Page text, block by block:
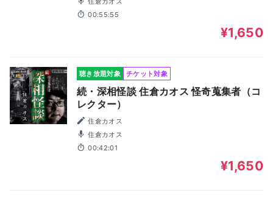
00:55:55
¥1,650
聴き放題対象 チケット対象
続・深相怪談 住倉カオス 怪奇蒐集者（コ
レクター）
住倉カオス
住倉カオス
00:42:01
¥1,650